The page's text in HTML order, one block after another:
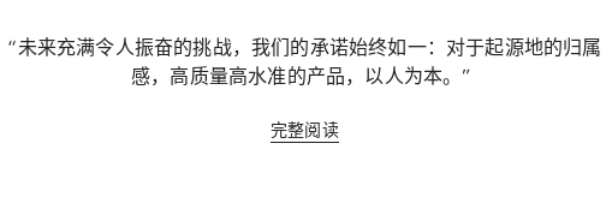
“未来充满令人振奋的挑战，我们的承诺始终如一：对于起源地的归属
感，高质量高水准的产品，以人为本。” ​​​
完整阅读​